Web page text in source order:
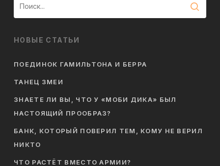
НОВЫЕ СТАТЬИ
ПОЕДИНОК ГАМИЛЬТОНА И БЕРРА
ТАНЕЦ ЗМЕИ
ЗНАЕТЕ ЛИ ВЫ, ЧТО У «МОБИ ДИКА» БЫЛ
НАСТОЯЩИЙ ПРООБРАЗ?
БАНК, КОТОРЫЙ ПОВЕРИЛ ТЕМ, КОМУ НЕ ВЕРИЛ
НИКТО
ЧТО РАСТЁТ ВМЕСТО АРМИИ?